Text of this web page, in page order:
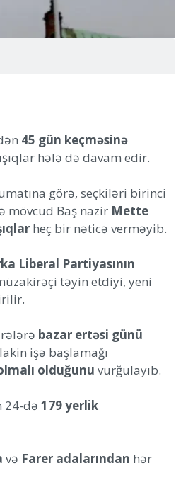
45 gün keçməsinə
hələ də davam edir.
görə, seçkiləri birinci
mövcud Baş nazir Mette
heç bir nəticə verməyib.
Liberal Partiyasının
təyin etdiyi, yeni
bazar ertəsi günü
işə başlamağı
olduğunu vurğulayıb.
24-də 179 yerlik
və Farer adalarından hər